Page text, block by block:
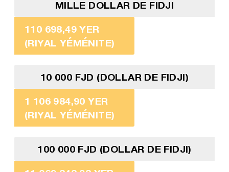
MILLE DOLLAR DE FIDJI
110 698,49 YER
(RIYAL YÉMÉNITE)
10 000 FJD (DOLLAR DE FIDJI)
1 106 984,90 YER
(RIYAL YÉMÉNITE)
100 000 FJD (DOLLAR DE FIDJI)